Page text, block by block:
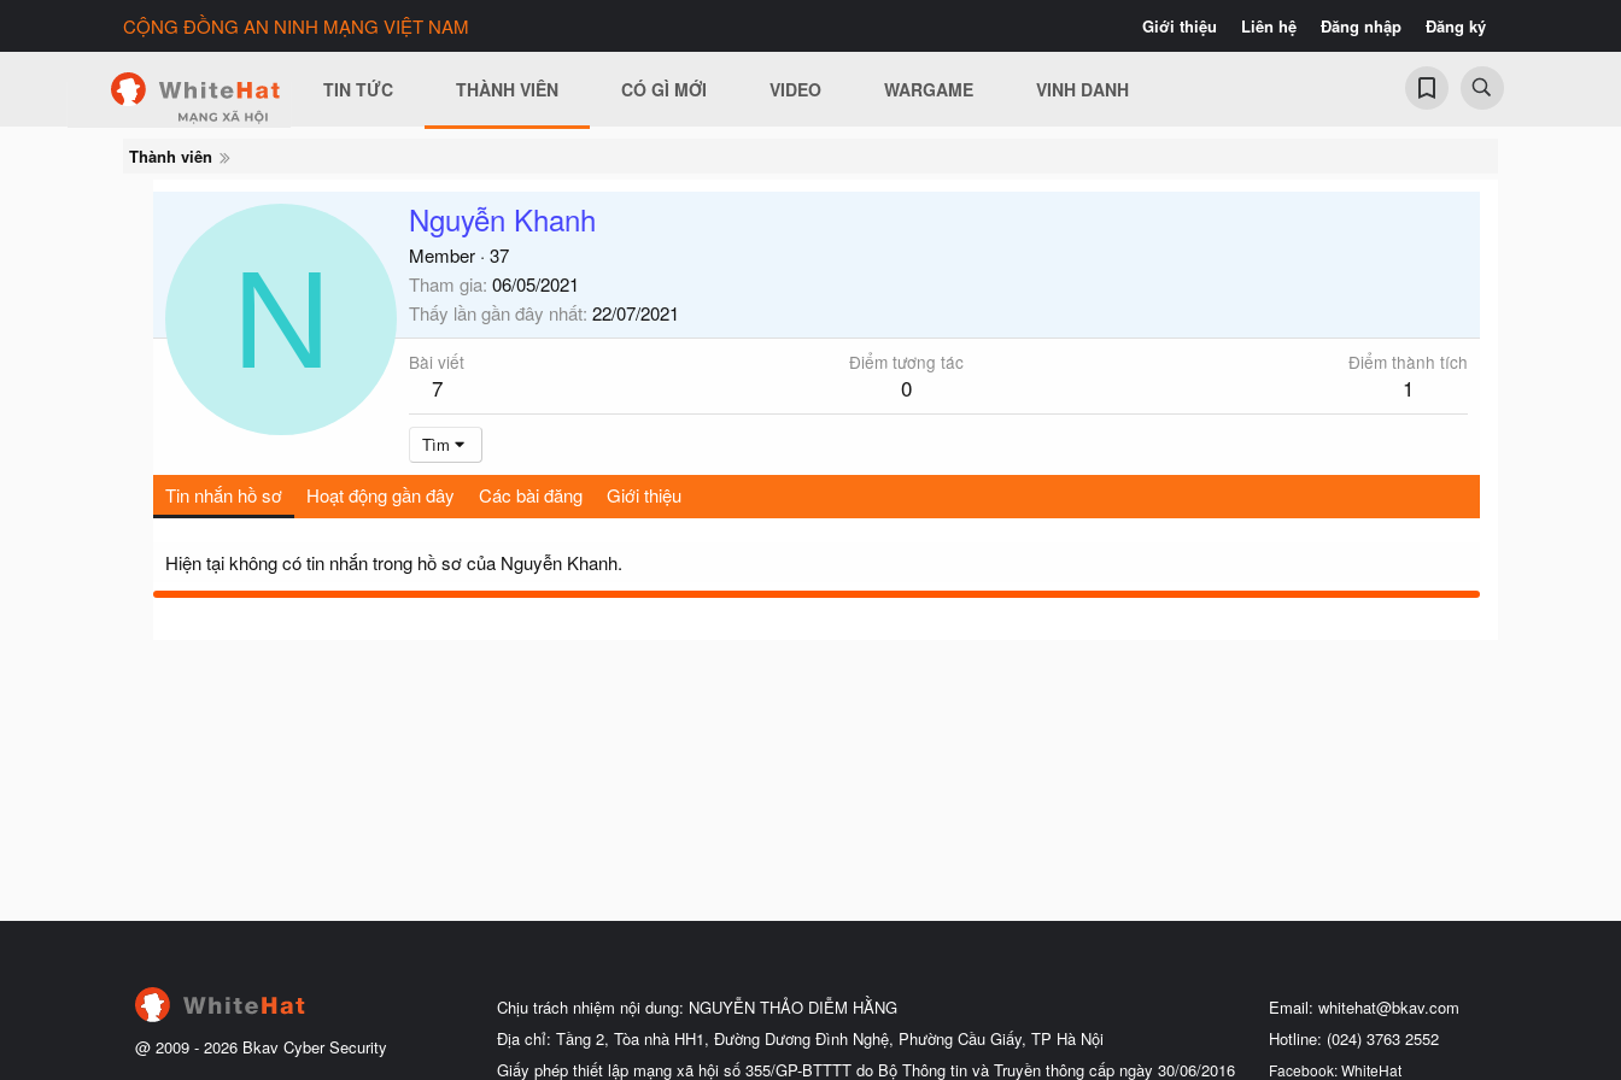
Giới thiệu Liên hệ Đăng nhập Đăng ký
CỘNG ĐỒNG AN NINH MẠNG VIỆT NAM
TIN TỨC THÀNH VIÊN CÓ GÌ MỚI VIDEO WARGAME VINH DANH
Thành viên
N
Nguyễn Khanh
Member · 37
Tham gia 06/05/2021
Thấy lần gần đây nhất 22/07/2021
Bài viết
7
Điểm tương tác
0
Điểm thành tích
1
Tìm
Tin nhắn hồ sơ Hoạt động gần đây Các bài đăng Giới thiệu
Hiện tại không có tin nhắn trong hồ sơ của Nguyễn Khanh.
@ 2009 - 2026 Bkav Cyber Security
Chịu trách nhiệm nội dung: NGUYỄN THẢO DIỄM HẰNG
Địa chỉ: Tầng 2, Tòa nhà HH1, Đường Dương Đình Nghệ, Phường Cầu Giấy, TP Hà Nội
Giấy phép thiết lập mạng xã hội số 355/GP-BTTTT do Bộ Thông tin và Truyền thông cấp ngày 30/06/2016
Email: whitehat@bkav.com
Hotline: (024) 3763 2552
Facebook: WhiteHat